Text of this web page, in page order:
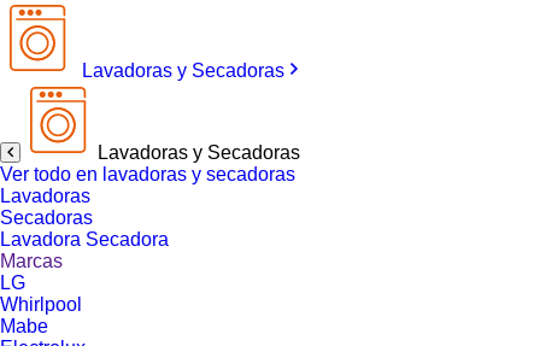
Lavadoras y Secadoras
Lavadoras y Secadoras
Ver todo en lavadoras y secadoras
Lavadoras
Secadoras
Lavadora Secadora
Marcas
LG
Whirlpool
Mabe